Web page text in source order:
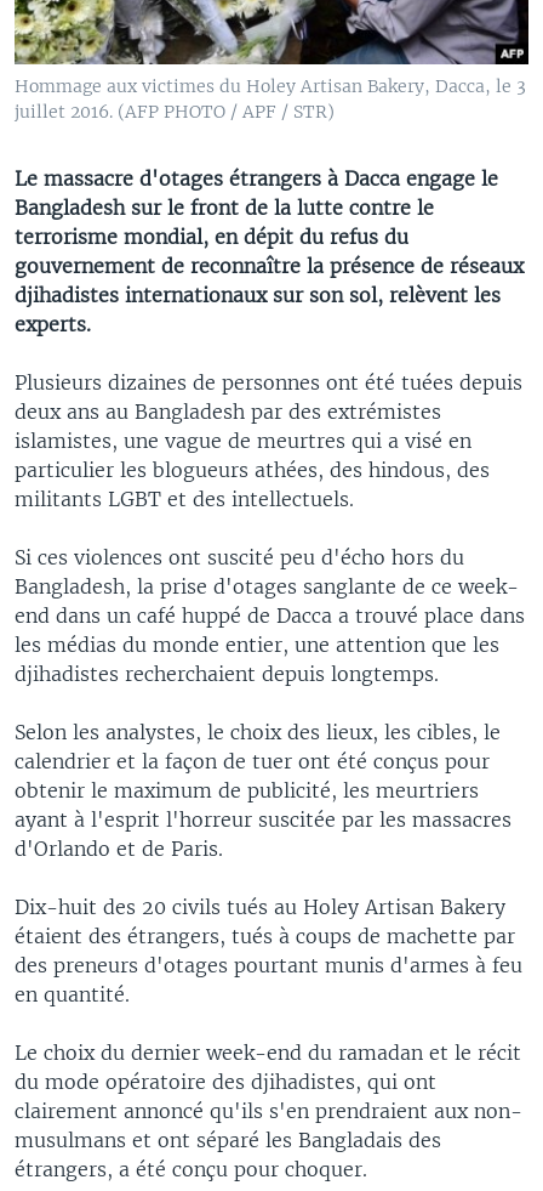
Hommage aux victimes du Holey Artisan Bakery, Dacca, le 3
juillet 2016. (AFP PHOTO / APF / STR)
Le massacre d'otages étrangers à Dacca engage le
Bangladesh sur le front de la lutte contre le
terrorisme mondial, en dépit du refus du
gouvernement de reconnaître la présence de réseaux
djihadistes internationaux sur son sol, relèvent les
experts.
Plusieurs dizaines de personnes ont été tuées depuis
deux ans au Bangladesh par des extrémistes
islamistes, une vague de meurtres qui a visé en
particulier les blogueurs athées, des hindous, des
militants LGBT et des intellectuels.
Si ces violences ont suscité peu d'écho hors du
Bangladesh, la prise d'otages sanglante de ce week-
end dans un café huppé de Dacca a trouvé place dans
les médias du monde entier, une attention que les
djihadistes recherchaient depuis longtemps.
Selon les analystes, le choix des lieux, les cibles, le
calendrier et la façon de tuer ont été conçus pour
obtenir le maximum de publicité, les meurtriers
ayant à l'esprit l'horreur suscitée par les massacres
d'Orlando et de Paris.
Dix-huit des 20 civils tués au Holey Artisan Bakery
étaient des étrangers, tués à coups de machette par
des preneurs d'otages pourtant munis d'armes à feu
en quantité.
Le choix du dernier week-end du ramadan et le récit
du mode opératoire des djihadistes, qui ont
clairement annoncé qu'ils s'en prendraient aux non-
musulmans et ont séparé les Bangladais des
étrangers, a été conçu pour choquer.